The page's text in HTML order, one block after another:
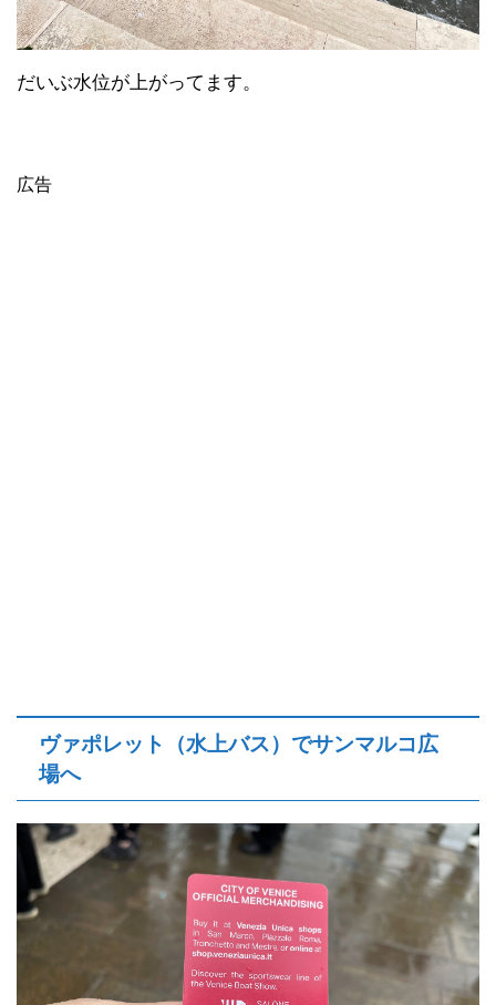
だいぶ水位が上がってます。
広告
ヴァポレット（水上バス）でサンマルコ広
場へ